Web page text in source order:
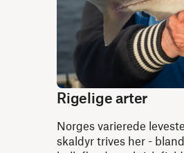
Rigelige arter
Norges varierede
skaldyr trives her -